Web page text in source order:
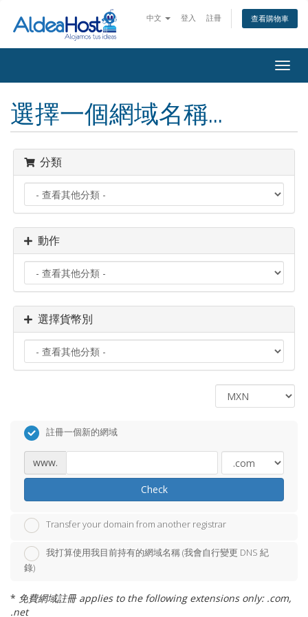
中文 登入 註冊 查看購物車
選擇一個網域名稱...
分類
動作
選擇貨幣別
註冊一個新的網域
www.
Check
Transfer your domain from another registrar
我打算使用我目前持有的網域名稱 (我會自行變更 DNS 紀
錄)
* 免費網域註冊 applies to the following extensions only: .com,
.net